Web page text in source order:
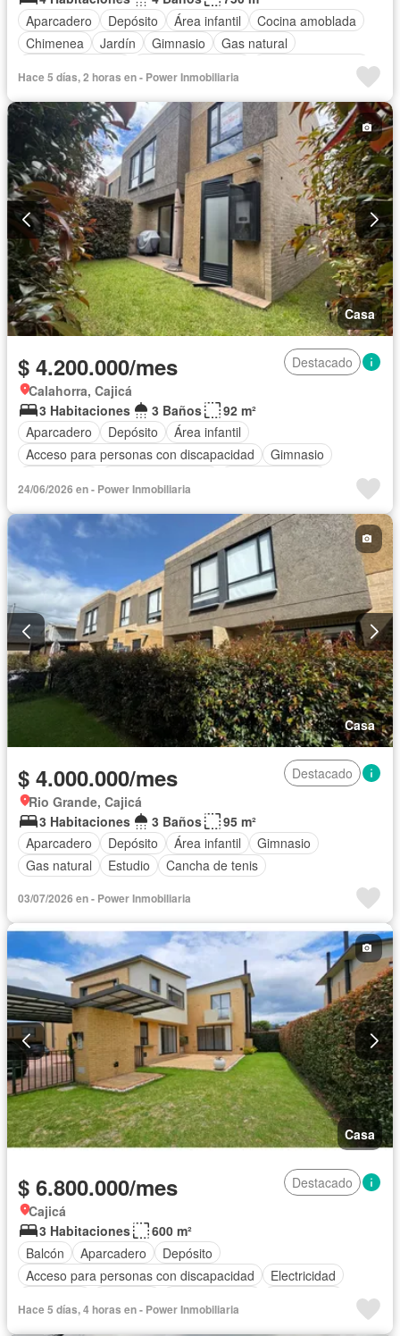
Aparcadero
Depósito Área infantil
Cocina amoblada
Chimenea
Jardín Gimnasio
Gas natural
Cuarto de servicio
Cancha de tenis
Hace 5 días, 2 horas en - Power Inmobiliaria
Casa
$ 4.200.000/mes
Destacado
Calahorra, Cajicá
3 Habitaciones
3 Baños
92 m²
Aparcadero
Depósito
Área infantil
Acceso para personas con discapacidad
Gimnasio
24/06/2026 en - Power Inmobiliaria
Casa
$ 4.000.000/mes
Destacado
Rio Grande, Cajicá
3 Habitaciones
3 Baños
95 m²
Aparcadero
Depósito Área infantil
Gimnasio
Gas natural
Estudio Cancha de tenis
03/07/2026 en - Power Inmobiliaria
Casa
$ 6.800.000/mes
Destacado
Cajicá
3 Habitaciones
600 m²
Balcón
Aparcadero
Depósito
Acceso para personas con discapacidad
Electricidad
Vista panorámica
Seguridad privada
Hace 5 días, 4 horas en - Power Inmobiliaria